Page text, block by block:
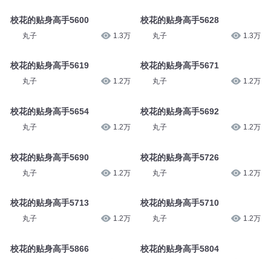
校花的贴身高手5600
丸子 1.3万
校花的贴身高手5619
丸子 1.2万
校花的贴身高手5654
丸子 1.2万
校花的贴身高手5690
丸子 1.2万
校花的贴身高手5713
丸子 1.2万
校花的贴身高手5866
校花的贴身高手5628
丸子 1.3万
校花的贴身高手5671
丸子 1.2万
校花的贴身高手5692
丸子 1.2万
校花的贴身高手5726
丸子 1.2万
校花的贴身高手5710
丸子 1.2万
校花的贴身高手5804